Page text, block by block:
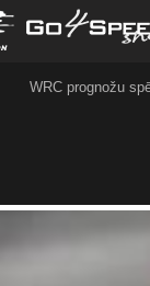
WRC prognožu